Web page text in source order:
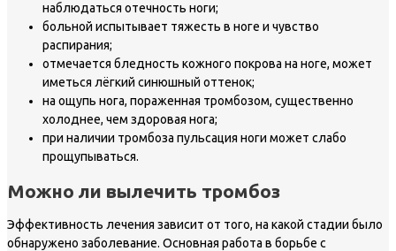
наблюдаться отечность ноги;
больной испытывает тяжесть в ноге и чувство
распирания;
отмечается бледность кожного покрова на ноге, может
иметься лёгкий синюшный оттенок;
на ощупь нога, пораженная тромбозом, существенно
холоднее, чем здоровая нога;
при наличии тромбоза пульсация ноги может слабо
прощупываться.
Можно ли вылечить тромбоз
Эффективность лечения зависит от того, на какой стадии было
обнаружено заболевание. Основная работа в борьбе с